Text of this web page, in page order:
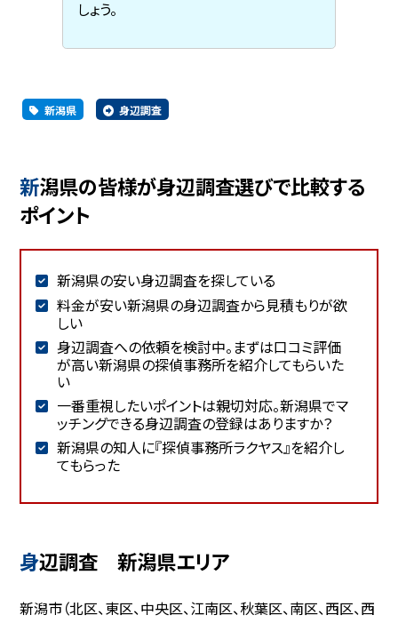
しょう。
新潟県 身辺調査
新潟県の皆様が身辺調査選びで比較する
ポイント
新潟県の安い身辺調査を探している
料金が安い新潟県の身辺調査から見積もりが欲
しい
身辺調査への依頼を検討中。まずは口コミ評価
が高い新潟県の探偵事務所を紹介してもらいた
い
一番重視したいポイントは親切対応。新潟県でマ
ッチングできる身辺調査の登録はありますか？
新潟県の知人に『探偵事務所ラクヤス』を紹介し
てもらった
身辺調査 新潟県エリア
新潟市（北区、東区、中央区、江南区、秋葉区、南区、西区、西